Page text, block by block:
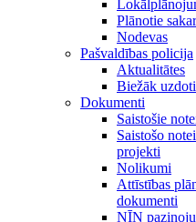
Plānotie
Nodevas
Pašvaldības policija
Aktualitātes
Biežāk
Dokumenti
Saistošie
Saistošo
projekti
Nolikumi
Attīstības
dokumenti
NĪN